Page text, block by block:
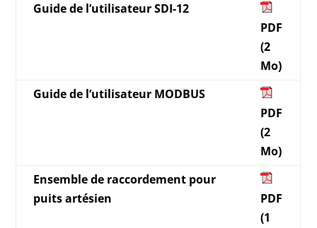
Guide de l’utilisateur SDI-12
PDF
(2
Mo)
Guide de l’utilisateur MODBUS
PDF
(2
Mo)
Ensemble de raccordement pour
puits artésien
PDF
(1